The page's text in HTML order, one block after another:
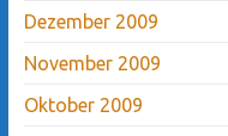
Dezember 2009
November 2009
Oktober 2009